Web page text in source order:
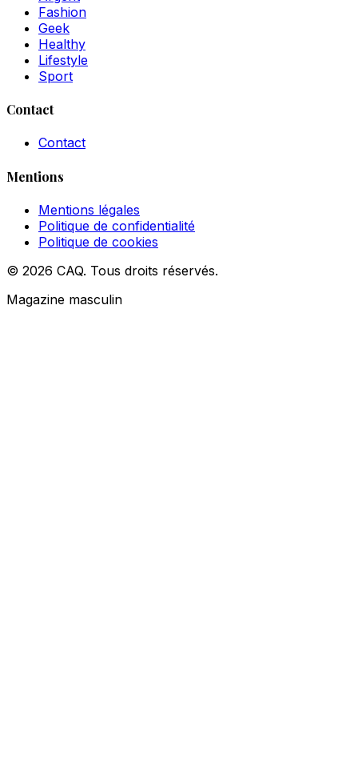
Fashion
Geek
Healthy
Lifestyle
Sport
Contact
Contact
Mentions
Mentions légales
Politique de confidentialité
Politique de cookies
© 2026 CAQ. Tous droits réservés.
Magazine masculin